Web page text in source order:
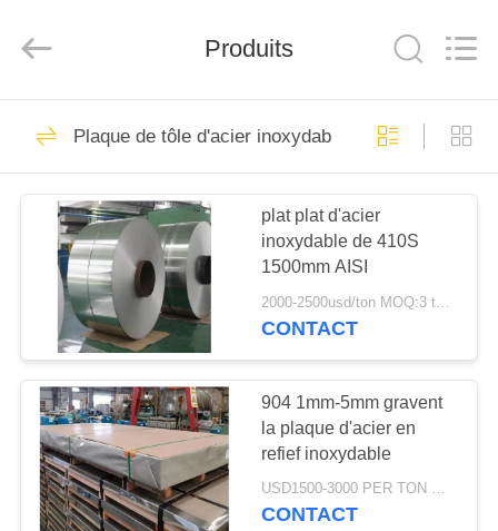
MAISON
PRODUITS
VIDÉOS
PROPOS
DE
NOUS
STEEL
CO.,LTD.
Reserved.
Plat plat d'acier
inoxydable
Plaque de tôle
d'acier inoxydable
92
Produits
Plaque de tôle d'acier inoxydable
plat plat d'acier
inoxydable de 410S
1500mm AISI
2000-2500usd/ton MOQ:3 tonnes ou en tant que votre condition
CONTACT
904 1mm-5mm gravent
la plaque d'acier en
refief inoxydable
USD1500-3000 PER TON MOQ:1TON
CONTACT